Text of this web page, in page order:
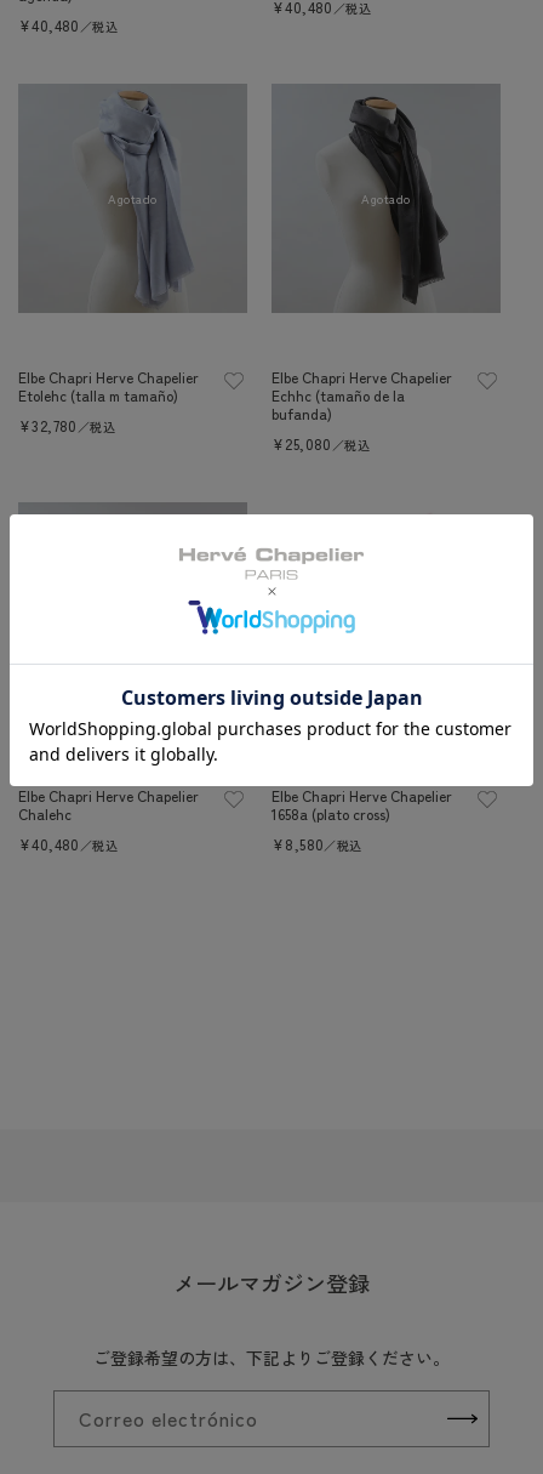
Precio
¥40,480 ／税込
Precio
¥40,480 ／税込
Agotado
Elbe Chapri Herve Chapelier
Etolehc (talla m tamaño)
Precio
¥32,780 ／税込
Agotado
Elbe Chapri Herve Chapelier
Echhc (tamaño de la
bufanda)
Precio
¥25,080 ／税込
Elbe Chapri Herve Chapelier
Chalehc
Precio
¥40,480 ／税込
Elbe Chapri Herve Chapelier
1658a (plato cross)
Precio
¥8,580／税込
メールマガジン登録
ご登録希望の方は、下記よりご登録ください。
Correo electrónico